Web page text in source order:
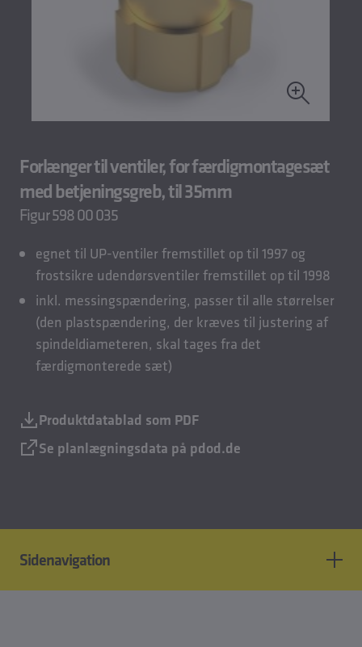
Forlænger til ventiler, for færdigmontagesæt
med betjeningsgreb, til 35mm
Figur 598 00 035
egnet til UP-ventiler fremstillet op til 1997 og
frostsikre udendørsventiler fremstillet op til 1998
inkl. messingspændering, passer til alle størrelser
(den plastspændering, der kræves til justering af
spindeldiameteren, skal tages fra det
færdigmonterede sæt)
Produktdatablad som PDF
Se planlægningsdata på pdod.de
Sidenavigation